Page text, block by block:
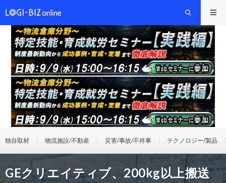
独自取材 物流施設/不動産 災害/事故/不祥事 テクノロジー/製品
GEクリエイティブ、200kg以上搬送